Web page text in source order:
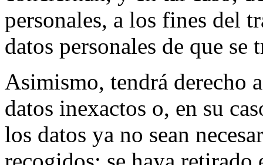
personales, a los fines del
datos personales de que se
Asimismo, tendrá derecho
datos inexactos o, en su
los datos ya no sean